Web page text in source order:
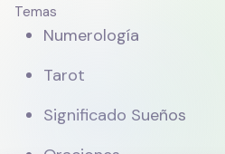
Temas
Numerología
Tarot
Significado Sueños